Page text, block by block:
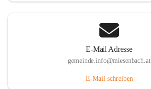
E-Mail Adresse
gemeinde.info@miesenbach.at
E-Mail schreiben